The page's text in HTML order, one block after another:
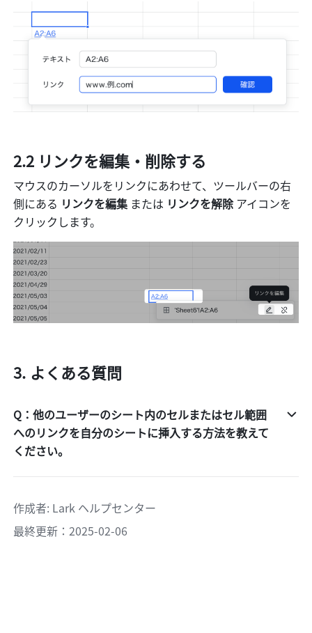
2.2 リンクを編集・削除する
マウスのカーソルをリンクにあわせて、ツールバーの右
側にある リンクを編集 または リンクを解除 アイコンを
クリックします。
よくある質問
Q：他のユーザーのシート内のセルまたはセル範囲
へのリンクを自分のシートに挿入する方法を教えて
ください。
作成者: Lark ヘルプセンター
最終更新：2025-02-06